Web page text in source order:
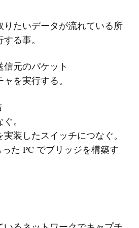
りたいデータが流れている所
る事。
元のパケット
を実行する。
。
装したスイッチにつなぐ。
た PC でブリッジを構築す